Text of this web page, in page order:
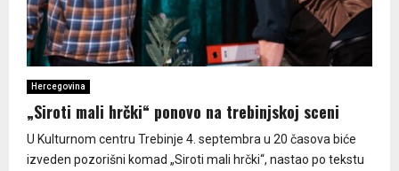
Hercegovina
„Siroti mali hrčki“ ponovo na trebinjskoj sceni
U Kulturnom centru Trebinje 4. septembra u 20 časova biće
izveden pozorišni komad „Siroti mali hrčki“, nastao po tekstu